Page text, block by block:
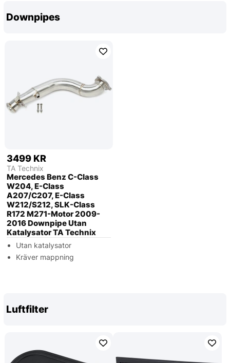
Downpipes
3499 KR
TA Technix
Mercedes Benz C-Class
W204, E-Class
A207/C207, E-Class
W212/S212, SLK-Class
R172 M271-Motor 2009-
2016 Downpipe Utan
Katalysator TA Technix
Utan katalysator
Kräver mappning
Luftfilter